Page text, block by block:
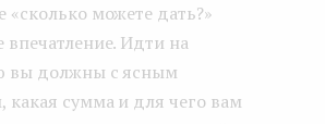
«сколько можете дать?»
впечатление. Идти на
вы должны с ясным
сумма и для чего вам